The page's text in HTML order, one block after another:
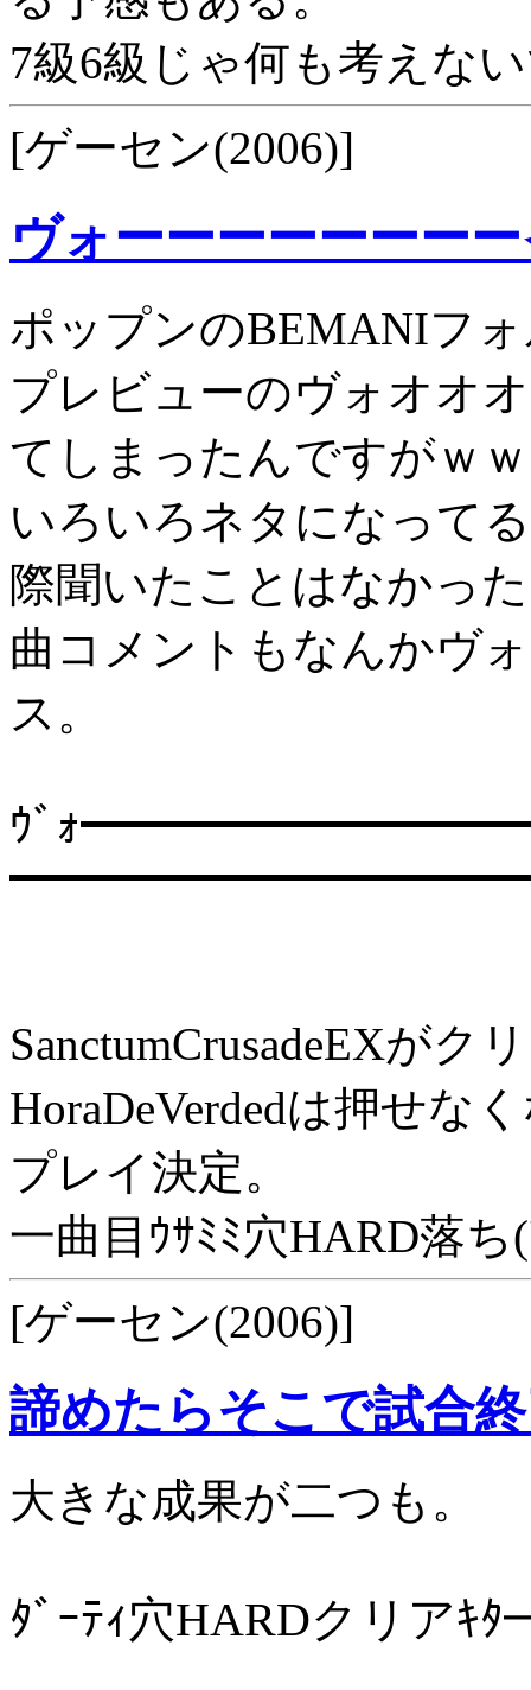
7級6級じゃ何も考えな
[ゲーセン(2006)]
ヴォーーーーーーー
ポップンのBEMANIフ
プレビューのヴォオオ
てしまったんですがｗ
いろいろネタになって
際聞いたことはなかっ
曲コメントもなんかヴ
ス。
ｳﾞｫ
SanctumCrusadeEXがク
HoraDeVerdedは押せな
プレイ決定。
一曲目ｳｻﾐﾐ穴HARD落ち
[ゲーセン(2006)]
諦めたらそこで試合
大きな成果が二つも。
ﾀﾞｰﾃｨ穴HARDクリ